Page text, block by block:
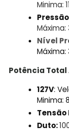
Minima:
Nível
Máxima:
Potência
127V:
Minima:
Duto: